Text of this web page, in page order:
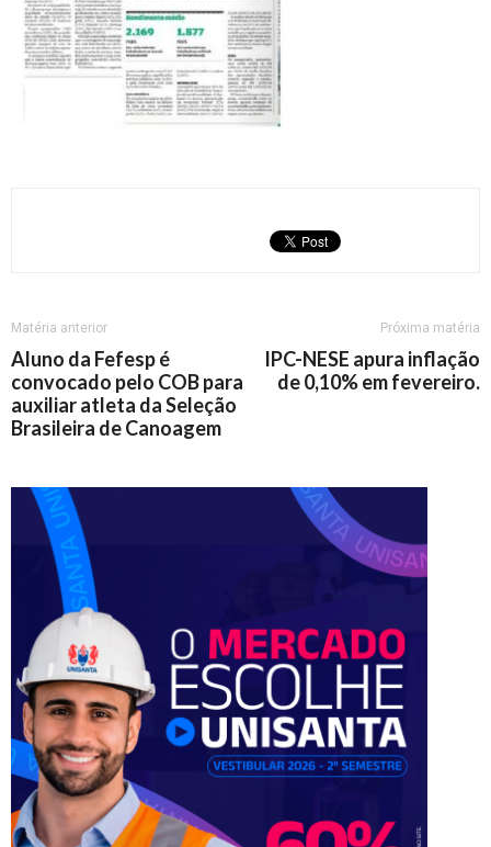
Matéria anterior
Aluno da Fefesp é
convocado pelo COB para
auxiliar atleta da Seleção
Brasileira de Canoagem
Próxima matéria
IPC-NESE apura inflação
de 0,10% em fevereiro.